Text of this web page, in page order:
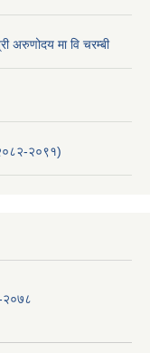
अरुणोदय मा वि चरम्बी
२०९१)
२०७८